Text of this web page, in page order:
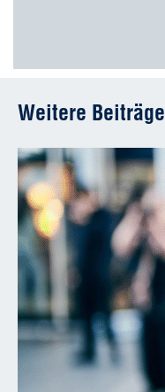
Weitere Beiträge